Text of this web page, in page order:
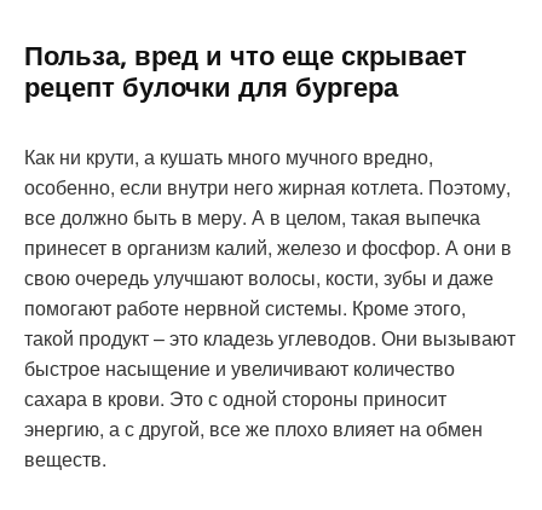
Польза, вред и что еще скрывает
рецепт булочки для бургера
Как ни крути, а кушать много мучного вредно,
особенно, если внутри него жирная котлета. Поэтому,
все должно быть в меру. А в целом, такая выпечка
принесет в организм калий, железо и фосфор. А они в
свою очередь улучшают волосы, кости, зубы и даже
помогают работе нервной системы. Кроме этого,
такой продукт – это кладезь углеводов. Они вызывают
быстрое насыщение и увеличивают количество
сахара в крови. Это с одной стороны приносит
энергию, а с другой, все же плохо влияет на обмен
веществ.